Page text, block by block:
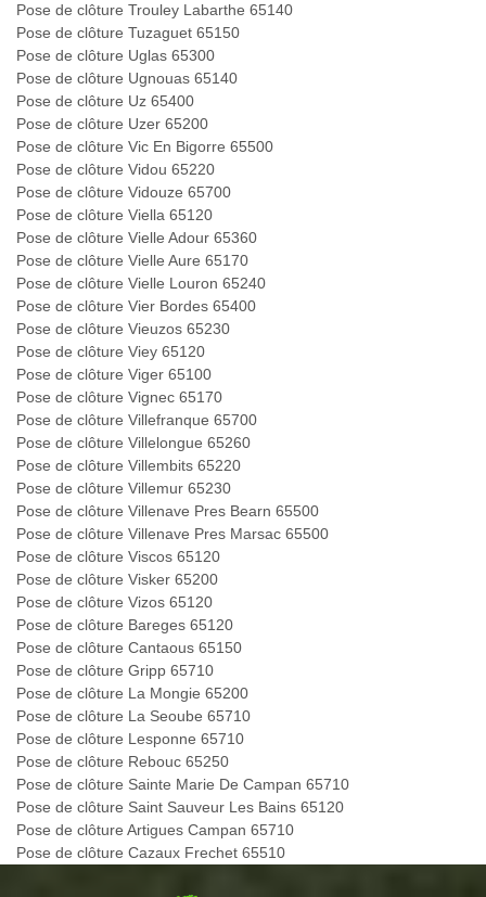
Pose de clôture Trouley Labarthe 65140
Pose de clôture Tuzaguet 65150
Pose de clôture Uglas 65300
Pose de clôture Ugnouas 65140
Pose de clôture Uz 65400
Pose de clôture Uzer 65200
Pose de clôture Vic En Bigorre 65500
Pose de clôture Vidou 65220
Pose de clôture Vidouze 65700
Pose de clôture Viella 65120
Pose de clôture Vielle Adour 65360
Pose de clôture Vielle Aure 65170
Pose de clôture Vielle Louron 65240
Pose de clôture Vier Bordes 65400
Pose de clôture Vieuzos 65230
Pose de clôture Viey 65120
Pose de clôture Viger 65100
Pose de clôture Vignec 65170
Pose de clôture Villefranque 65700
Pose de clôture Villelongue 65260
Pose de clôture Villembits 65220
Pose de clôture Villemur 65230
Pose de clôture Villenave Pres Bearn 65500
Pose de clôture Villenave Pres Marsac 65500
Pose de clôture Viscos 65120
Pose de clôture Visker 65200
Pose de clôture Vizos 65120
Pose de clôture Bareges 65120
Pose de clôture Cantaous 65150
Pose de clôture Gripp 65710
Pose de clôture La Mongie 65200
Pose de clôture La Seoube 65710
Pose de clôture Lesponne 65710
Pose de clôture Rebouc 65250
Pose de clôture Sainte Marie De Campan 65710
Pose de clôture Saint Sauveur Les Bains 65120
Pose de clôture Artigues Campan 65710
Pose de clôture Cazaux Frechet 65510